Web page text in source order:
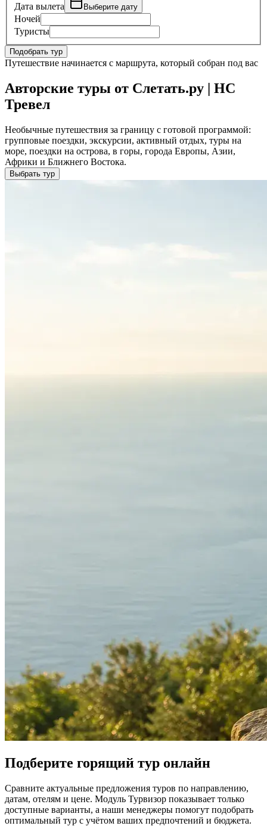
Дата вылета Выберите дату
Ночей
Туристы
Подобрать тур
Путешествие начинается с маршрута, который собран под вас
Авторские туры от Слетать.ру | НС
Тревел
Необычные путешествия за границу с готовой программой:
групповые поездки, экскурсии, активный отдых, туры на
море, поездки на острова, в горы, города Европы, Азии,
Африки и Ближнего Востока.
Выбрать тур
Подберите горящий тур онлайн
Сравните актуальные предложения туров по направлению,
датам, отелям и цене. Модуль Турвизор показывает только
доступные варианты, а наши менеджеры помогут подобрать
оптимальный тур с учётом ваших предпочтений и бюджета.